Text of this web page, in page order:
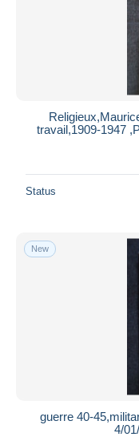
travail,1909-1947
Status
New
guerre 40-
4/